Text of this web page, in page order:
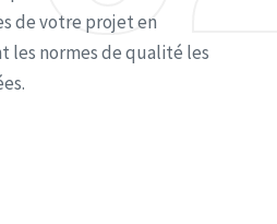
de votre projet en
les normes de qualité les